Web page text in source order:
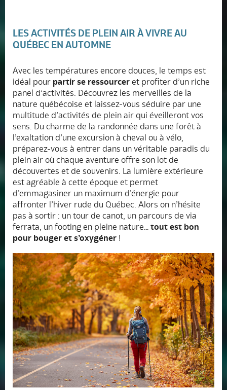
LES ACTIVITÉS DE PLEIN AIR À VIVRE AU
QUÉBEC EN AUTOMNE
Avec les températures encore douces, le temps est
idéal pour partir se ressourcer et profiter d’un riche
panel d’activités. Découvrez les merveilles de la
nature québécoise et laissez-vous séduire par une
multitude d’activités de plein air qui éveilleront vos
sens. Du charme de la randonnée dans une forêt à
l’exaltation d’une excursion à cheval ou à vélo,
préparez-vous à entrer dans un véritable paradis du
plein air où chaque aventure offre son lot de
découvertes et de souvenirs. La lumière extérieure
est agréable à cette époque et permet
d’emmagasiner un maximum d’énergie pour
affronter l’hiver rude du Québec. Alors on n’hésite
pas à sortir : un tour de canot, un parcours de via
ferrata, un footing en pleine nature… tout est bon
pour bouger et s’oxygéner !